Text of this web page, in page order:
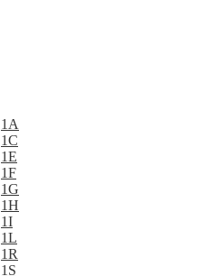
1A
1C
1E
1F
1G
1H
1I
1L
1R
1S